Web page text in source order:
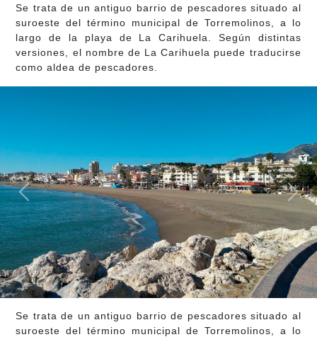
Se trata de un antiguo barrio de pescadores situado al
suroeste del término municipal de Torremolinos, a lo
largo de la playa de La Carihuela. Según distintas
versiones, el nombre de La Carihuela puede traducirse
como aldea de pescadores.
Se trata de un antiguo barrio de pescadores situado al
suroeste del término municipal de Torremolinos, a lo